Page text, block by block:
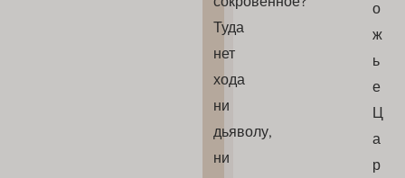
Туда
нет
хода
ни
дьяволу,
ни
о
ж
ь
е
Ц
а
р